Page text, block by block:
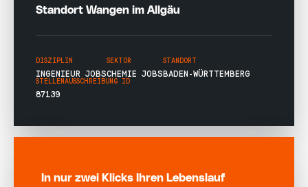
Standort Wangen im Allgäu
DISZIPLIN
INGENIEUR JOBS
SEKTOR
CHEMIE JOBS
STANDORT
BADEN-WÜRTTEMBERG
STELLENAUSSCHREIBUNG ID
87139
In nur zwei Klicks Ihren Lebenslauf